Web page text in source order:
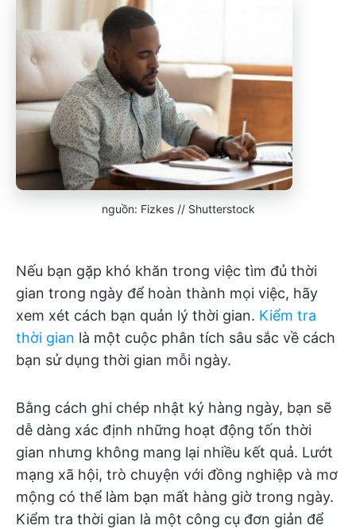
nguồn: Fizkes // Shutterstock
Nếu bạn gặp khó khăn trong việc tìm đủ thời
gian trong ngày để hoàn thành mọi việc, hãy
xem xét cách bạn quản lý thời gian. Kiểm tra
thời gian là một cuộc phân tích sâu sắc về cách
bạn sử dụng thời gian mỗi ngày.
Bằng cách ghi chép nhật ký hàng ngày, bạn sẽ
dễ dàng xác định những hoạt động tốn thời
gian nhưng không mang lại nhiều kết quả. Lướt
mạng xã hội, trò chuyện với đồng nghiệp và mơ
mộng có thể làm bạn mất hàng giờ trong ngày.
Kiểm tra thời gian là một công cụ đơn giản để